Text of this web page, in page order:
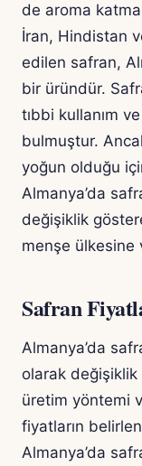
de aroma
İran, Hindistan
edilen safran,
bir üründür.
tıbbi kullanım
bulmuştur.
yoğun olduğu
Almanya’da
değişiklik
menşe ülkesine
Safran
Almanya’da
olarak değişiklik
üretim yöntemi
fiyatların
Almanya’da